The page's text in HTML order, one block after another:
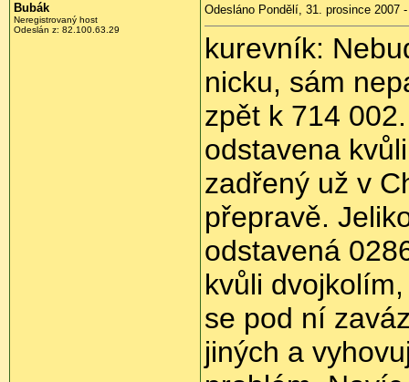
Bubák
Neregistrovaný host
Odeslán z: 82.100.63.29
Odesláno Pondělí, 31. prosince 2007 -
kurevník:
nicku, sám
zpět k 714
odstavena
zadřený už v
přepravě.
odstavená
kvůli
se pod ní
jiných a